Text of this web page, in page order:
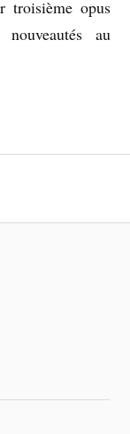
troisième opus
au